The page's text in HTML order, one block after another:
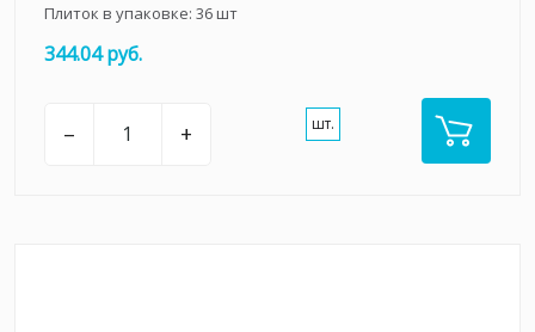
Плиток в упаковке: 36шт
344.04 руб.
– + шт.